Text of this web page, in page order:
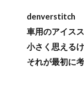
denverstitch
車用のアイス
小さく思える
それが最初に